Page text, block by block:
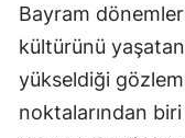
Bayram
kültürünü
yükseldiği
noktalarından